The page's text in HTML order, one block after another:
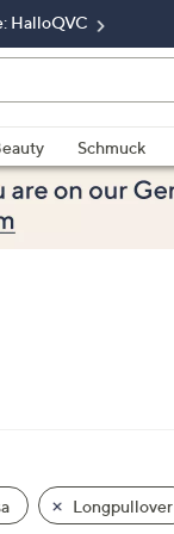
HalloQVC
Schmuck
Longpullover